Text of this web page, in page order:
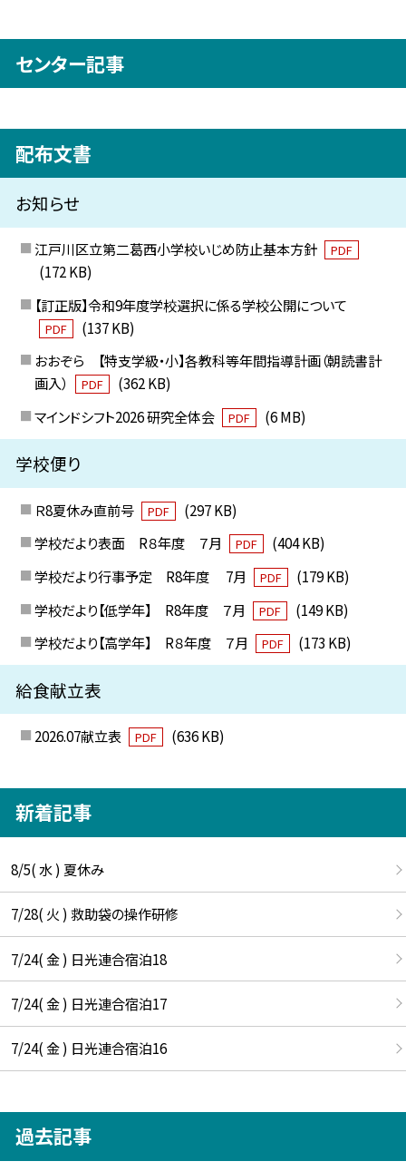
センター記事
配布文書
お知らせ
江戸川区立第二葛西小学校いじめ防止基本方針 PDF
(172 KB)
【訂正版】令和9年度学校選択に係る学校公開について
PDF
(137 KB)
おおぞら 【特支学級・小】各教科等年間指導計画（朝読書計
画入）
PDF
(362 KB)
マインドシフト2026 研究全体会
PDF (6 MB)
学校便り
Ｒ8夏休み直前号 PDF
(297 KB)
学校だより表面 R８年度 ７月
PDF
(404 KB)
学校だより行事予定 R8年度 7月
PDF
(179 KB)
学校だより【低学年】 R8年度 ７月
PDF
(149 KB)
学校だより【高学年】 R８年度 ７月
PDF (173 KB)
給食献立表
2026.07献立表 PDF (636 KB)
新着記事
8/5( 水 ) 夏休み
7/28( 火 ) 救助袋の操作研修
7/24( 金 ) 日光連合宿泊18
7/24( 金 ) 日光連合宿泊17
7/24( 金 ) 日光連合宿泊16
過去記事